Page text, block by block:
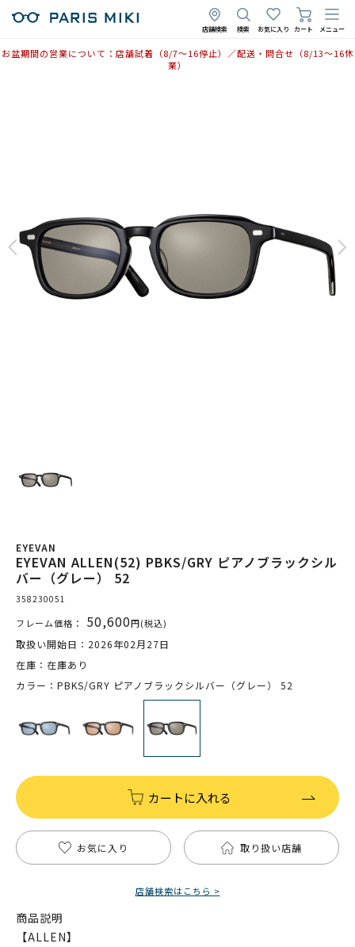
店舗検索 検索 お気に入り カート メニュー
お盆期間の営業について：店舗試着（8/7〜16停止）／配送・問合せ（8/13〜16休
業）
EYEVAN
EYEVAN ALLEN(52) PBKS/GRY ピアノブラックシル
バー（グレー） 52
358230051
フレーム価格： 50,600円(税込)
取扱い開始日：2026年02月27日
在庫：在庫あり
カラー：PBKS/GRY ピアノブラックシルバー（グレー） 52
カートに入れる
お気に入り 取り扱い店舗
店舗検索はこちら >
商品説明
【ALLEN】